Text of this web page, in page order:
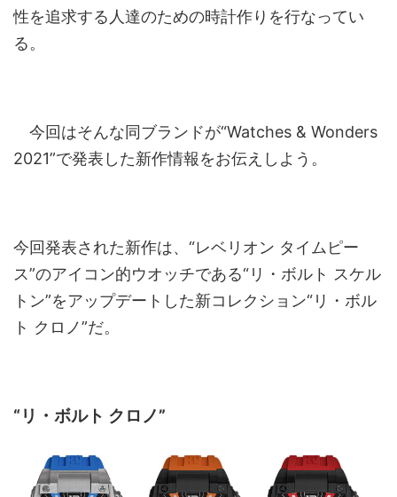
性を追求する人達のための時計作りを行なってい
る。
今回はそんな同ブランドが“Watches & Wonders
2021”で発表した新作情報をお伝えしよう。
今回発表された新作は、“レベリオン タイムピー
ス”のアイコン的ウオッチである“リ・ボルト スケル
トン”をアップデートした新コレクション“リ・ボル
ト クロノ”だ。
“リ・ボルト クロノ”